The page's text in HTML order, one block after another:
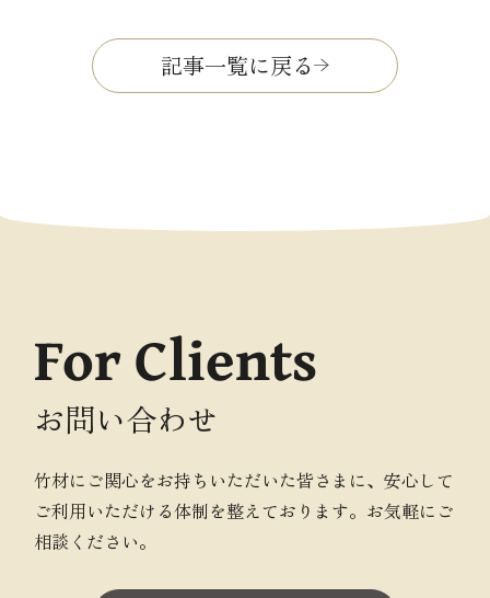
記事一覧に戻る
For Clients
お問い合わせ
竹材にご関心をお持ちいただいた皆さまに、安心して
ご利用いただける体制を整えております。お気軽にご
相談ください。